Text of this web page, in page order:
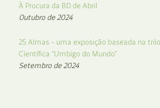
À Procura da BD de Abril
Outubro de 2024
25 Almas – uma exposição baseada na
Científica “Umbigo do Mundo”
Setembro de 2024